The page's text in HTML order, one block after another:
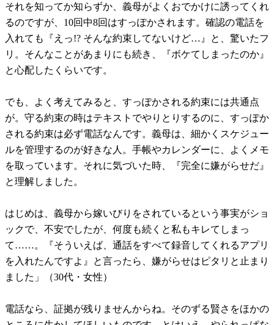
それを知ってか知らずか、義母がよくおでかけに誘ってくれ
るのですが、10回中8回はすっぽかされます。確認の電話を
入れても『えっ!? そんな約束してないけど…』と、驚いたフ
リ。そんなことがあまりにも続き、『ボケてしまったのか』
と心配したくらいです。
でも、よく考えてみると、すっぽかされる約束には共通点
が。守る約束の時はテキストでやりとりするのに、すっぽか
される約束は必ず電話なんです。義母は、細かくスケジュー
ルを管理するのが好きな人。手帳やカレンダーに、よくメモ
を取っています。それに気づいた時、『完全に嫌がらせだ』
と理解しました。
はじめは、義母から嫁いびりをされているという事実がショ
ックで、不安でしたが、何度も続くと私もキレてしまっ
て……。『そういえば、通話をすべて録音してくれるアプリ
を入れたんですよ』と言ったら、嫌がらせはピタリと止まり
ました」（30代・女性）
電話なら、証拠が残りませんからね。そのずる賢さをほかの